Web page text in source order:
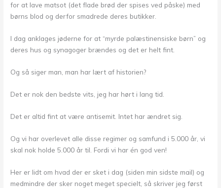
for at lave matsot (det flade brød der spises ved påske) med
børns blod og derfor smadrede deres butikker.
I dag anklages jøderne for at “myrde palæstinensiske børn” og
deres hus og synagoger brændes og det er helt fint.
Og så siger man, man har lært af historien?
Det er nok den bedste vits, jeg har hørt i lang tid.
Det er altid fint at være antisemit. Intet har ændret sig.
Og vi har overlevet alle disse regimer og samfund i 5.000 år, vi
skal nok holde 5.000 år til. Fordi vi har én god ven!
Her er lidt om hvad der er sket i dag (siden min sidste mail) og
medmindre der sker noget meget specielt, så skriver jeg først